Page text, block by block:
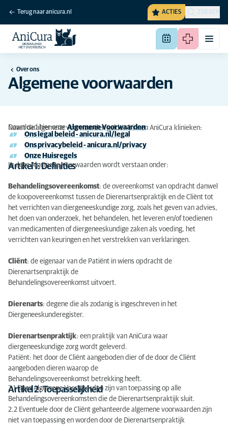
Terug naar anicura.nl ACTIES ZOEKEN
Over ons
Algemene voorwaarden
Download hier onzeAlgemene Voorwaarden.
Naast de algemene voorwaarden gelden binnen AniCura klinieken:
Ons legal beleid - anicura.nl/legal
Ons privacybeleid - anicura.nl/privacy
Onze Huisregels
Artikel 1: Definities
In deze Algemene Voorwaarden wordt verstaan onder:
Behandelingsovereenkomst: de overeenkomst van opdracht danwel
de koopovereenkomst tussen de Dierenartsenpraktijk en de Cliënt tot
het verrichten van diergeneeskundige zorg, zoals het geven van advies,
het doen van onderzoek, het behandelen, het leveren en/of toedienen
van medicamenten of diergeneeskundige zaken als voeding, het
verrichten van keuringen en het verstrekken van verklaringen.
Cliënt: de eigenaar van de Patiënt in wiens opdracht de
Dierenartsenpraktijk de
Behandelingsovereenkomst uitvoert.
Dierenarts: degene die als zodanig is ingeschreven in het
Diergeneeskunderegister.
Dierenartsenpraktijk: een praktijk van AniCura waar
diergeneeskundige zorg wordt geleverd.
Patiënt: het door de Cliënt aangeboden dier of de door de Cliënt
aangeboden dieren waarop de
Behandelingsovereenkomst betrekking heeft.
Artikel 2: Toepasselijkheid
2.1 Deze Algemene Voorwaarden zijn van toepassing op alle
Behandelingsovereenkomsten die de Dierenartsenpraktijk sluit.
2.2 Eventuele door de Cliënt gehanteerde algemene voorwaarden zijn
niet van toepassing en worden door de Dierenartsenpraktijk